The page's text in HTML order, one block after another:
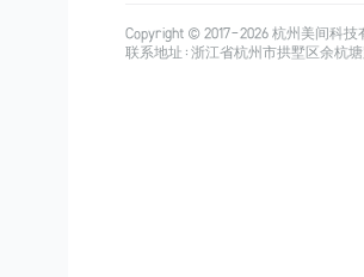
Copyright © 2017-2026杭州美间科技
联系地址：浙江省杭州市拱墅区余杭